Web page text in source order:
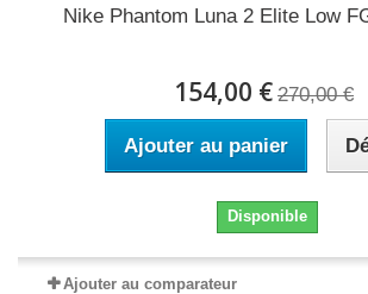
Nike Phantom Luna 2 Elite Low
154,00 € 270,00 €
Ajouter au panier
Disponible
Ajouter au comparateur